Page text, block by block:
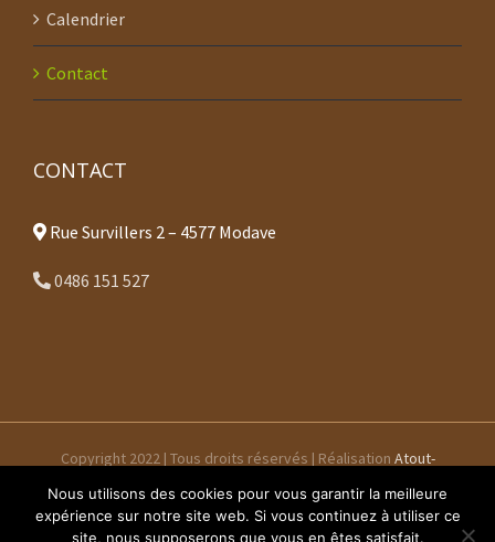
Calendrier
Contact
CONTACT
Rue Survillers 2 – 4577 Modave
0486 151 527
Copyright 2022 | Tous droits réservés | Réalisation Atout-
Commerces.be
Nous utilisons des cookies pour vous garantir la meilleure
expérience sur notre site web. Si vous continuez à utiliser ce
site, nous supposerons que vous en êtes satisfait.